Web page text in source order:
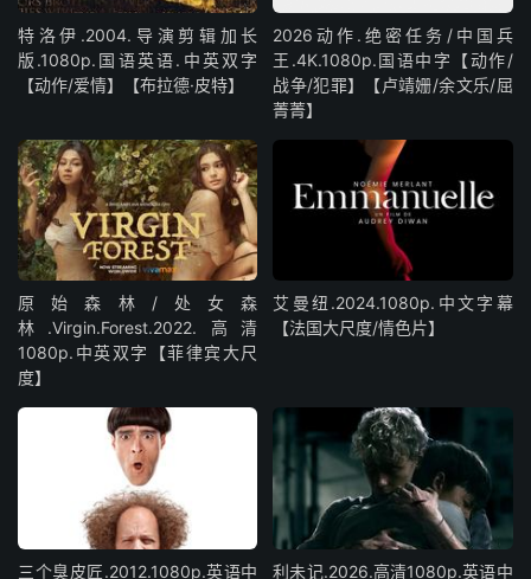
特洛伊.2004.导演剪辑加长
版.1080p.国语英语.中英双字
【动作/爱情】【布拉德·皮特】
2026动作.绝密任务/中国兵
王.4K.1080p.国语中字【动作/
战争/犯罪】【卢靖姗/余文乐/屈
菁菁】
原始森林/处女森
林.Virgin.Forest.2022.高清
1080p.中英双字【菲律宾大尺
度】
艾曼纽.2024.1080p.中文字幕
【法国大尺度/情色片】
三个臭皮匠.2012.1080p.英语中
利未记.2026.高清1080p.英语中